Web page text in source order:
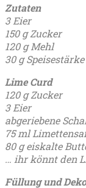
Zutaten
3 Eier
150 g Zucker
120 g Mehl
30 g Speisestärke
Lime Curd
120 g Zucker
3 Eier
abgeriebene
75 ml
80 g eiskalte
… ihr könnt den
Füllung und